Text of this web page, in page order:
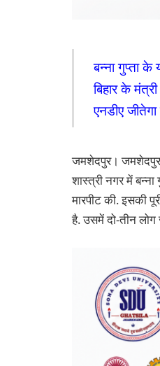
बन्ना गुप्ता के
बिहार के
एनडीए
जमशेदपुर। जमशेदपुर
शास्त्री नगर में
मारपीट की. इसकी
है. उसमें दो-तीन